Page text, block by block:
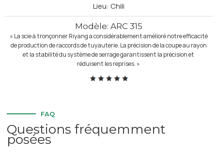
Lieu: Chili
Modèle: ARC 315
« La scie à tronçonner Riyang a considérablement amélioré notre efficacité
de production de raccords de tuyauterie. La précision de la coupe au rayon
et la stabilité du système de serrage garantissent la précision et
réduisent les reprises. »
FAQ
Questions fréquemment
posées